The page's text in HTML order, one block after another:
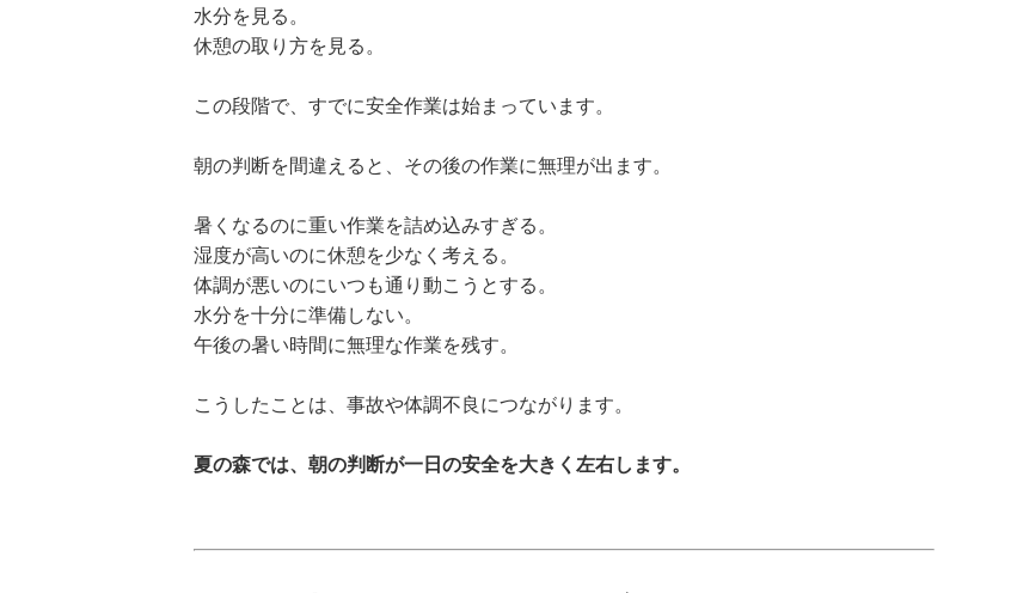
水分を見る。
休憩の取り方を見る。
この段階で、すでに安全作業は始まっています。
朝の判断を間違えると、その後の作業に無理が出ます。
暑くなるのに重い作業を詰め込みすぎる。
湿度が高いのに休憩を少なく考える。
体調が悪いのにいつも通り動こうとする。
水分を十分に準備しない。
午後の暑い時間に無理な作業を残す。
こうしたことは、事故や体調不良につながります。
夏の森では、朝の判断が一日の安全を大きく左右します。